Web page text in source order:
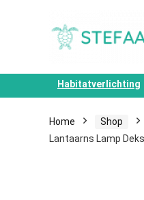
Habitatverlichting
Home Shop
Lantaarns Lamp